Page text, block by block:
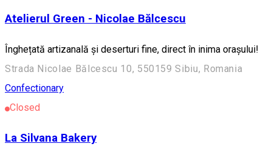
Atelierul Green - Nicolae Bălcescu
Înghețată artizanală și deserturi fine, direct în inima orașului!
Strada Nicolae Bălcescu 10, 550159 Sibiu, Romania
Confectionary
Closed
La Silvana Bakery